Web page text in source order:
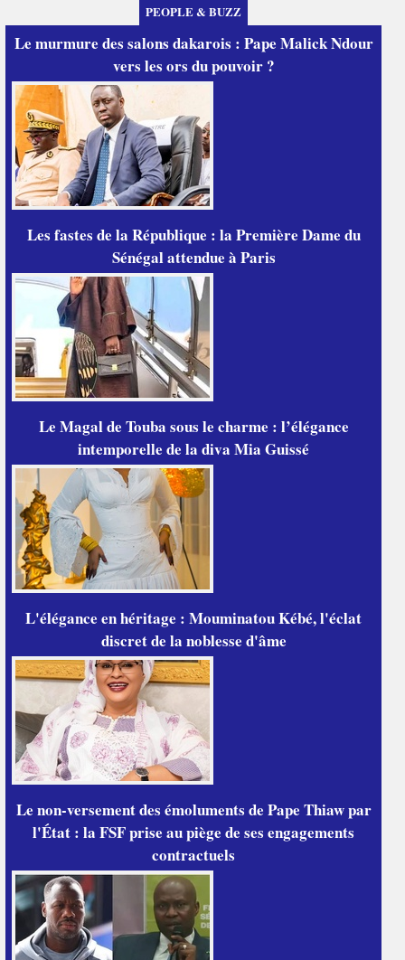
PEOPLE & BUZZ
Le murmure des salons dakarois : Pape Malick Ndour
vers les ors du pouvoir ?
Les fastes de la République : la Première Dame du
Sénégal attendue à Paris
Le Magal de Touba sous le charme : l’élégance
intemporelle de la diva Mia Guissé
L'élégance en héritage : Mouminatou Kébé, l'éclat
discret de la noblesse d'âme
Le non-versement des émoluments de Pape Thiaw par
l'État : la FSF prise au piège de ses engagements
contractuels